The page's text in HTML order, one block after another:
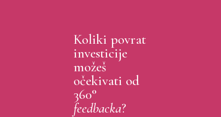
Koliki povrat
investicije
možeš
očekivati od
360°
feedbacka?